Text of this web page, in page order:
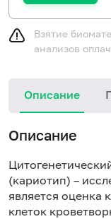
Взятие
анализов
Описание
Описание
(кариотип) –
является оценка
клеток